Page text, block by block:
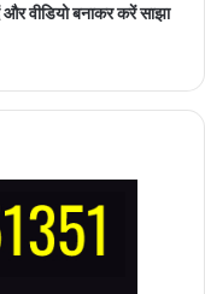
वीडियो बनाकर करें साझा